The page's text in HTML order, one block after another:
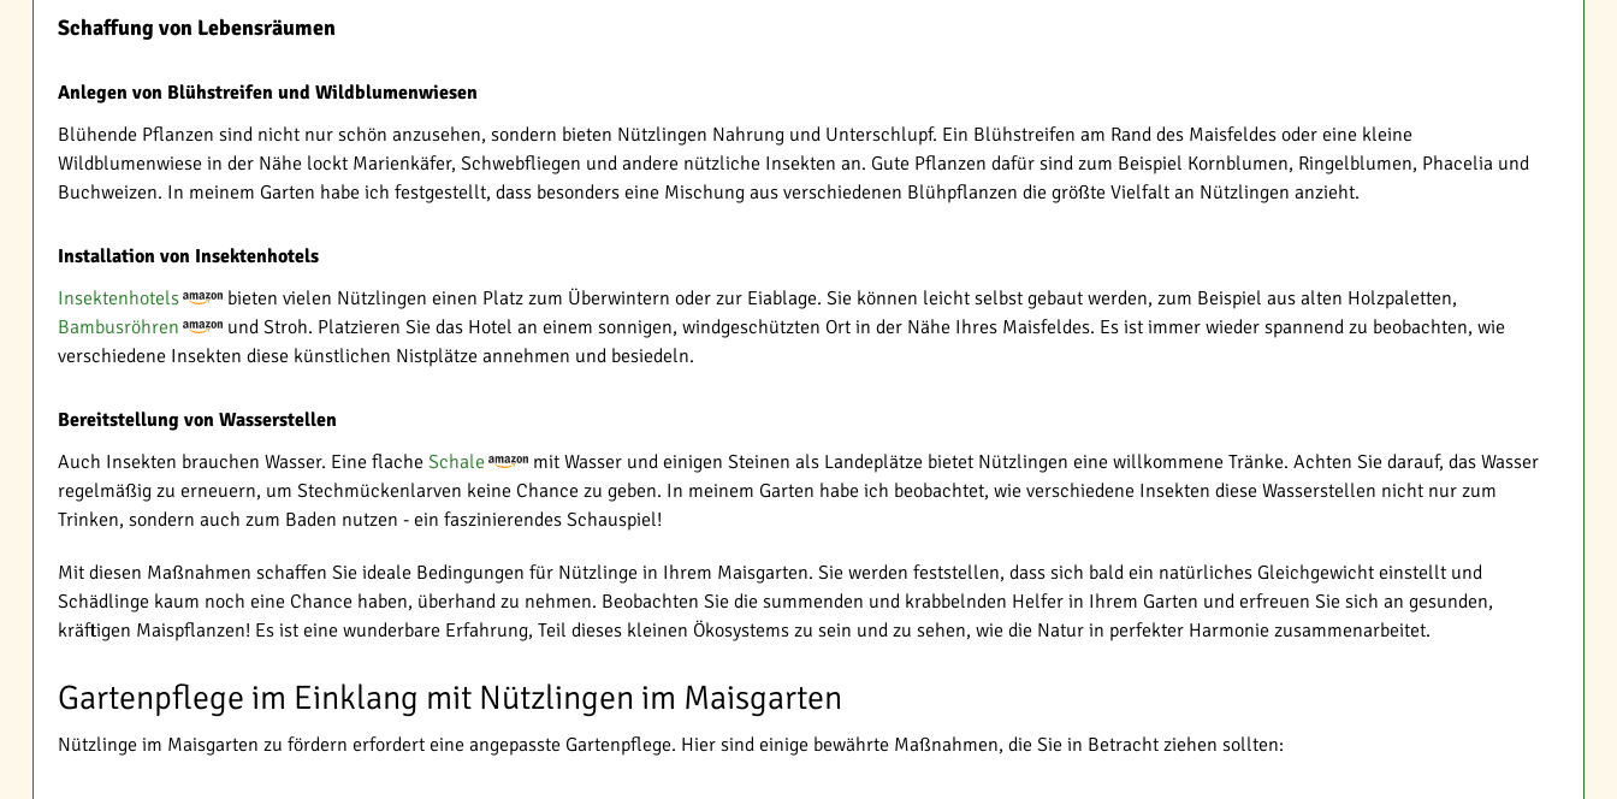
Schaffung von Lebensräumen
Anlegen von Blühstreifen und Wildblumenwiesen
Blühende Pflanzen sind nicht nur schön anzusehen, sondern bieten Nützlingen Nahrung und Unterschlupf. Ein Blühstreifen am Rand des Maisfeldes oder eine kleine
Wildblumenwiese in der Nähe lockt Marienkäfer, Schwebfliegen und andere nützliche Insekten an. Gute Pflanzen dafür sind zum Beispiel Kornblumen, Ringelblumen, Phacelia und
Buchweizen. In meinem Garten habe ich festgestellt, dass besonders eine Mischung aus verschiedenen Blühpflanzen die größte Vielfalt an Nützlingen anzieht.
Installation von Insektenhotels
Insektenhotels
bieten vielen Nützlingen einen Platz zum Überwintern oder zur Eiablage. Sie können leicht selbst gebaut werden, zum Beispiel aus alten Holzpaletten,
Bambusröhren
und Stroh. Platzieren Sie das Hotel an einem sonnigen, windgeschützten Ort in der Nähe Ihres Maisfeldes. Es ist immer wieder spannend zu beobachten, wie
verschiedene Insekten diese künstlichen Nistplätze annehmen und besiedeln.
Bereitstellung von Wasserstellen
Auch Insekten brauchen Wasser. Eine flache Schale
mit Wasser und einigen Steinen als Landeplätze bietet Nützlingen eine willkommene Tränke. Achten Sie darauf, das Wasser
regelmäßig zu erneuern, um Stechmückenlarven keine Chance zu geben. In meinem Garten habe ich beobachtet, wie verschiedene Insekten diese Wasserstellen nicht nur zum
Trinken, sondern auch zum Baden nutzen - ein faszinierendes Schauspiel!
Mit diesen Maßnahmen schaffen Sie ideale Bedingungen für Nützlinge in Ihrem Maisgarten. Sie werden feststellen, dass sich bald ein natürliches Gleichgewicht einstellt und
Schädlinge kaum noch eine Chance haben, überhand zu nehmen. Beobachten Sie die summenden und krabbelnden Helfer in Ihrem Garten und erfreuen Sie sich an gesunden,
kräftigen Maispflanzen! Es ist eine wunderbare Erfahrung, Teil dieses kleinen Ökosystems zu sein und zu sehen, wie die Natur in perfekter Harmonie zusammenarbeitet.
Gartenpflege im Einklang mit Nützlingen im Maisgarten
Nützlinge im Maisgarten zu fördern erfordert eine angepasste Gartenpflege. Hier sind einige bewährte Maßnahmen, die Sie in Betracht ziehen sollten: